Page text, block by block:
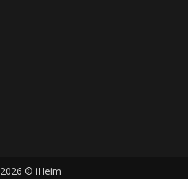
2026 © iHeim